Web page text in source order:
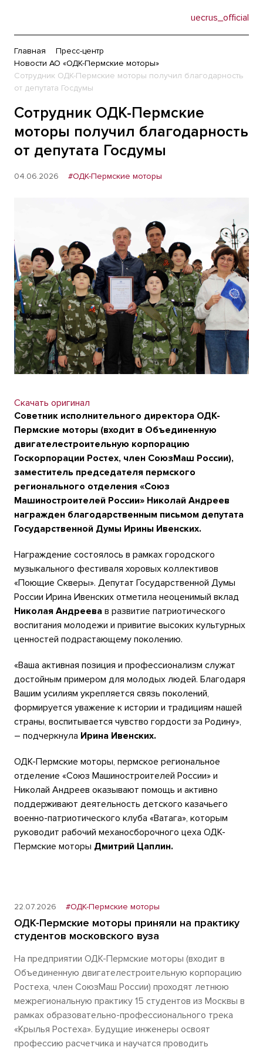
uecrus_official
Главная
Пресс-центр
Новости АО «ОДК-Пермские моторы»
Сотрудник ОДК-Пермские моторы получил благодарность
от депутата Госдумы
Сотрудник ОДК-Пермские
моторы получил благодарность
от депутата Госдумы
04.06.2026 #ОДК-Пермские моторы
Скачать оригинал
Советник исполнительного директора ОДК-
Пермские моторы (входит в Объединенную
двигателестроительную корпорацию
Госкорпорации Ростех, член СоюзМаш России),
заместитель председателя пермского
регионального отделения «Союз
Машиностроителей России» Николай Андреев
награжден благодарственным письмом депутата
Государственной Думы Ирины Ивенских.
Награждение состоялось в рамках городского
музыкального фестиваля хоровых коллективов
«Поющие Скверы». Депутат Государственной Думы
России Ирина Ивенских отметила неоценимый вклад
Николая Андреева в развитие патриотического
воспитания молодежи и привитие высоких культурных
ценностей подрастающему поколению.
«Ваша активная позиция и профессионализм служат
достойным примером для молодых людей. Благодаря
Вашим усилиям укрепляется связь поколений,
формируется уважение к истории и традициям нашей
страны, воспитывается чувство гордости за Родину»,
– подчеркнула Ирина Ивенских.
ОДК-Пермские моторы, пермское региональное
отделение «Союз Машиностроителей России» и
Николай Андреев оказывают помощь и активно
поддерживают деятельность детского казачьего
военно-патриотического клуба «Ватага», которым
руководит рабочий механосборочного цеха ОДК-
Пермские моторы Дмитрий Цаплин.
22.07.2026 #ОДК-Пермские моторы
ОДК-Пермские моторы приняли на практику
студентов московского вуза
На предприятии ОДК-Пермские моторы (входит в
Объединенную двигателестроительную корпорацию
Ростеха, член СоюзМаш России) проходят летнюю
межрегиональную практику 15 студентов из Москвы в
рамках образовательно-профессионального трека
«Крылья Ростеха». Будущие инженеры освоят
профессию расчетчика и научатся проводить